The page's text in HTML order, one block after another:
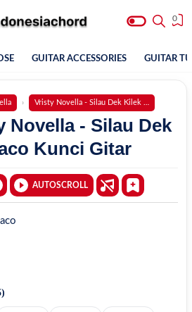
0
GUITAR ACCESSORIES GUITAR
Vristy Novella - Silau Dek Kilek Kaco
Novella - Silau Dek
Kunci Gitar
AUTOSCROLL
)